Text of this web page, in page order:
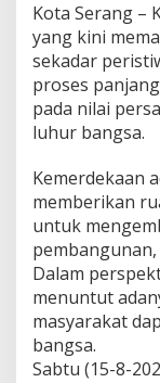
Kota Serang –
yang kini
sekadar
proses
pada nilai
luhur bangsa.
Kemerdekaan
memberikan
untuk
Dalam
menuntut
masyarakat
bangsa.
Sabtu (15-8-